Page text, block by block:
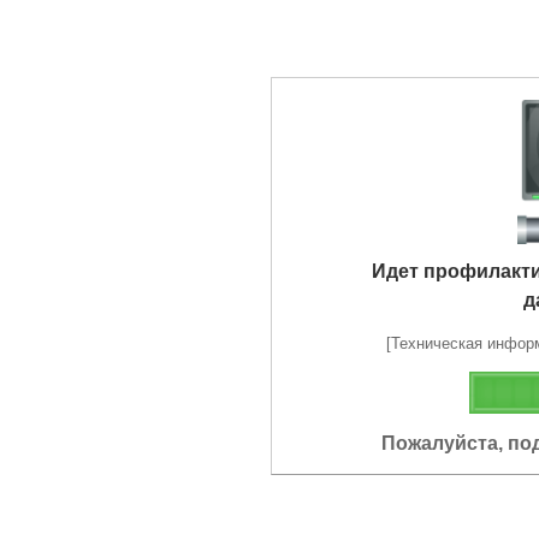
Идет
[Техническая
Пожалуйста,